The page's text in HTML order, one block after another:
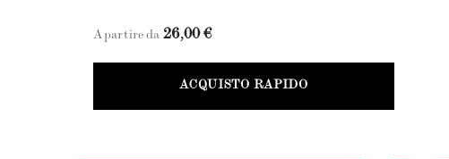
A partire da 26,00 €
ACQUISTO RAPIDO